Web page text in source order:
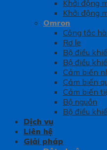
Khởi động
Khởi động
Omron
Công tắc
Rơ le
Bộ điều
Bộ điều
Cảm biến
Cảm biến
Cảm biến
Bộ nguồn
Bộ điều
Dịch vụ
Liên hệ
Giải pháp